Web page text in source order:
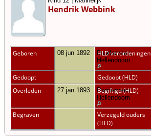
Hendrik Webbink
Geboren 08 jun 1892
Daarlerveen,
Hellendoorn
HLD verordeningen
Gedoopt
Gedoopt (HLD)
Overleden
27 jan 1893
Daarlerveen,
Hellendoorn
Begiftigd (HLD)
Begraven
Verzegeld ouders
(HLD)